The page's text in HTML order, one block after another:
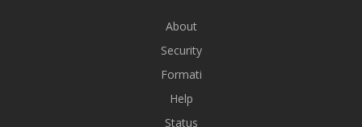
About
Security
Formati
Help
Status